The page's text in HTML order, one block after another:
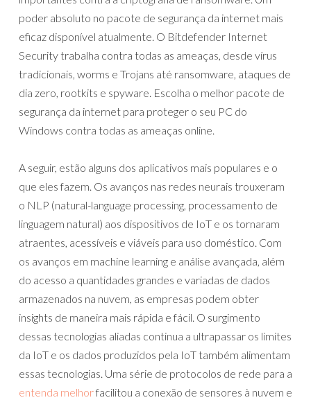
poder absoluto no pacote de segurança da internet mais
eficaz disponível atualmente. O Bitdefender Internet
Security trabalha contra todas as ameaças, desde vírus
tradicionais, worms e Trojans até ransomware, ataques de
dia zero, rootkits e spyware. Escolha o melhor pacote de
segurança da internet para proteger o seu PC do
Windows contra todas as ameaças online.
A seguir, estão alguns dos aplicativos mais populares e o
que eles fazem. Os avanços nas redes neurais trouxeram
o NLP (natural-language processing, processamento de
linguagem natural) aos dispositivos de IoT e os tornaram
atraentes, acessíveis e viáveis para uso doméstico. Com
os avanços em machine learning e análise avançada, além
do acesso a quantidades grandes e variadas de dados
armazenados na nuvem, as empresas podem obter
insights de maneira mais rápida e fácil. O surgimento
dessas tecnologias aliadas continua a ultrapassar os limites
da IoT e os dados produzidos pela IoT também alimentam
essas tecnologias. Uma série de protocolos de rede para a
entenda melhorfacilitou a conexão de sensores à nuvem e